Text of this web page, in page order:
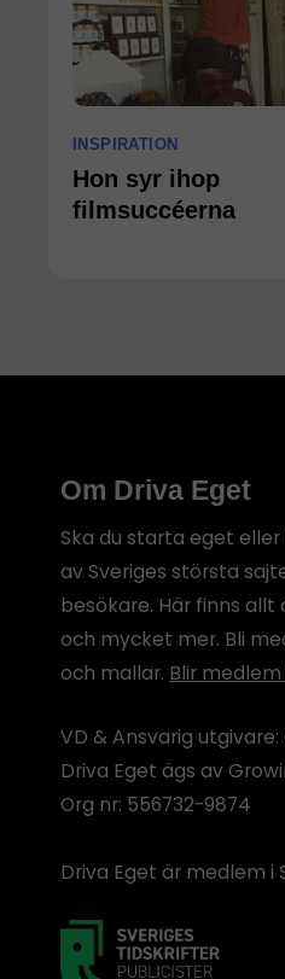
INSPIRATION
Hon syr ihop
filmsuccéerna
Om Driva Eget
Ska du starta eget
av Sveriges största
besökare. Här finns
och mycket mer. Bli
och mallar. Blir medlem
VD & Ansvarig
Driva Eget ägs av
Org nr: 556732-9874
Driva Eget är medlem i